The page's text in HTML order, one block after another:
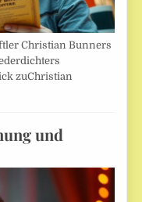
Christian Bunners
zuChristian
und